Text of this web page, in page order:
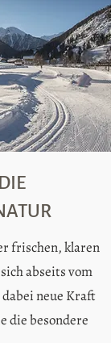
frischen, klaren
abseits vom
neue Kraft
die besondere